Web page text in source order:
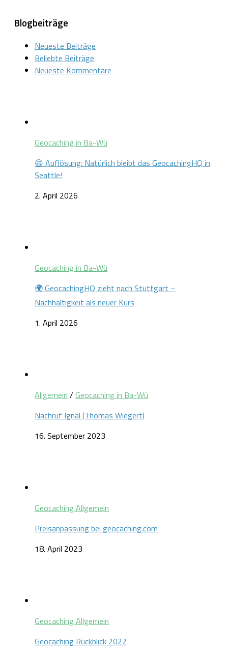
Blogbeiträge
Neueste Beiträge
Beliebte Beiträge
Neueste Kommentare
Geocaching in Ba-Wü
😄 Auflösung: Natürlich bleibt das GeocachingHQ in
Seattle!
2. April 2026
Geocaching in Ba-Wü
🌍 GeocachingHQ zieht nach Stuttgart –
Nachhaltigkeit als neuer Kurs
1. April 2026
Allgemein / Geocaching in Ba-Wü
Nachruf Ignal (Thomas Wiegert)
16. September 2023
Geocaching Allgemein
Preisanpassung bei geocaching.com
18. April 2023
Geocaching Allgemein
Geocaching Rückblick 2022